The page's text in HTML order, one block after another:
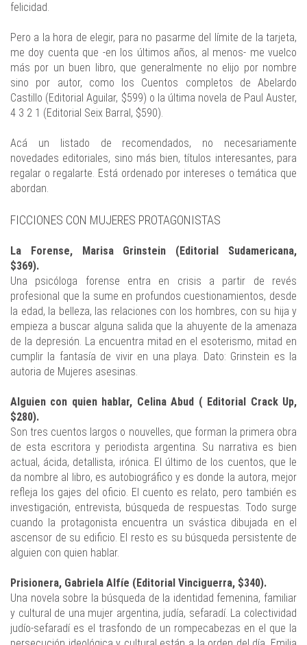
felicidad.
Pero a la hora de elegir, para no pasarme del límite de la tarjeta,
me doy cuenta que -en los últimos años, al menos- me vuelco
más por un buen libro, que generalmente no elijo por nombre
sino por autor, como los Cuentos completos de Abelardo
Castillo (Editorial Aguilar, $599) o la última novela de Paul Auster,
4 3 2 1 (Editorial Seix Barral, $590).
Acá un listado de recomendados, no necesariamente
novedades editoriales, sino más bien, títulos interesantes, para
regalar o regalarte. Está ordenado por intereses o temática que
abordan.
FICCIONES CON MUJERES PROTAGONISTAS
La Forense, Marisa Grinstein (Editorial Sudamericana,
$369).
Una psicóloga forense entra en crisis a partir de revés
profesional que la sume en profundos cuestionamientos, desde
la edad, la belleza, las relaciones con los hombres, con su hija y
empieza a buscar alguna salida que la ahuyente de la amenaza
de la depresión. La encuentra mitad en el esoterismo, mitad en
cumplir la fantasía de vivir en una playa. Dato: Grinstein es la
autoria de Mujeres asesinas.
Alguien con quien hablar, Celina Abud ( Editorial Crack Up,
$280).
Son tres cuentos largos o nouvelles, que forman la primera obra
de esta escritora y periodista argentina. Su narrativa es bien
actual, ácida, detallista, irónica. El último de los cuentos, que le
da nombre al libro, es autobiográfico y es donde la autora, mejor
refleja los gajes del oficio. El cuento es relato, pero también es
investigación, entrevista, búsqueda de respuestas. Todo surge
cuando la protagonista encuentra un svástica dibujada en el
ascensor de su edificio. El resto es su búsqueda persistente de
alguien con quien hablar.
Prisionera, Gabriela Alfíe (Editorial Vinciguerra, $340).
Una novela sobre la búsqueda de la identidad femenina, familiar
y cultural de una mujer argentina, judía, sefaradí. La colectividad
judío-sefaradí es el trasfondo de un rompecabezas en el que la